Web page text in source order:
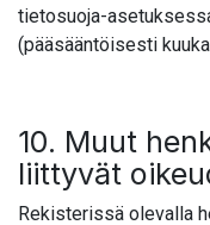
tietosuoja-
(pääsääntöisesti
10. Muut
liittyvät
Rekisterissä olevalla